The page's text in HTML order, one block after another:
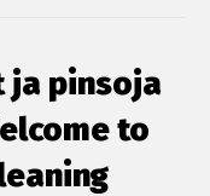
ja pinsoja
to